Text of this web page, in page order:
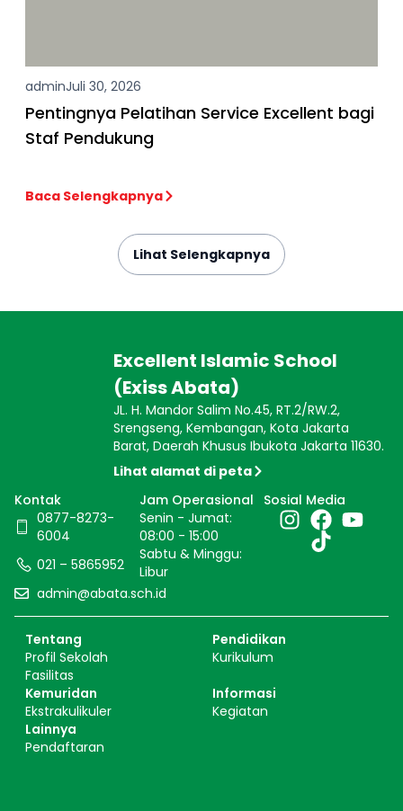
adminJuli 30, 2026
Pentingnya Pelatihan Service Excellent bagi
Staf Pendukung
Baca Selengkapnya
Lihat Selengkapnya
Excellent Islamic School
(Exiss Abata)
JL. H. Mandor Salim No.45, RT.2/RW.2,
Srengseng, Kembangan, Kota Jakarta
Barat, Daerah Khusus Ibukota Jakarta 11630.
Lihat alamat di peta
Kontak
0877-8273-
6004
021 – 5865952
admin@abata.sch.id
Jam Operasional
Senin - Jumat:
08:00 - 15:00
Sabtu & Minggu:
Libur
Sosial Media
Tentang
Profil Sekolah
Fasilitas
Pendidikan
Kurikulum
Kemuridan
Ekstrakulikuler
Informasi
Kegiatan
Lainnya
Pendaftaran